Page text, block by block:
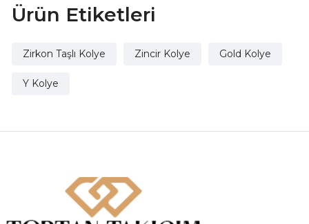
Ürün Etiketleri
Zirkon Taşlı Kolye Zincir Kolye Gold Kolye
Y Kolye